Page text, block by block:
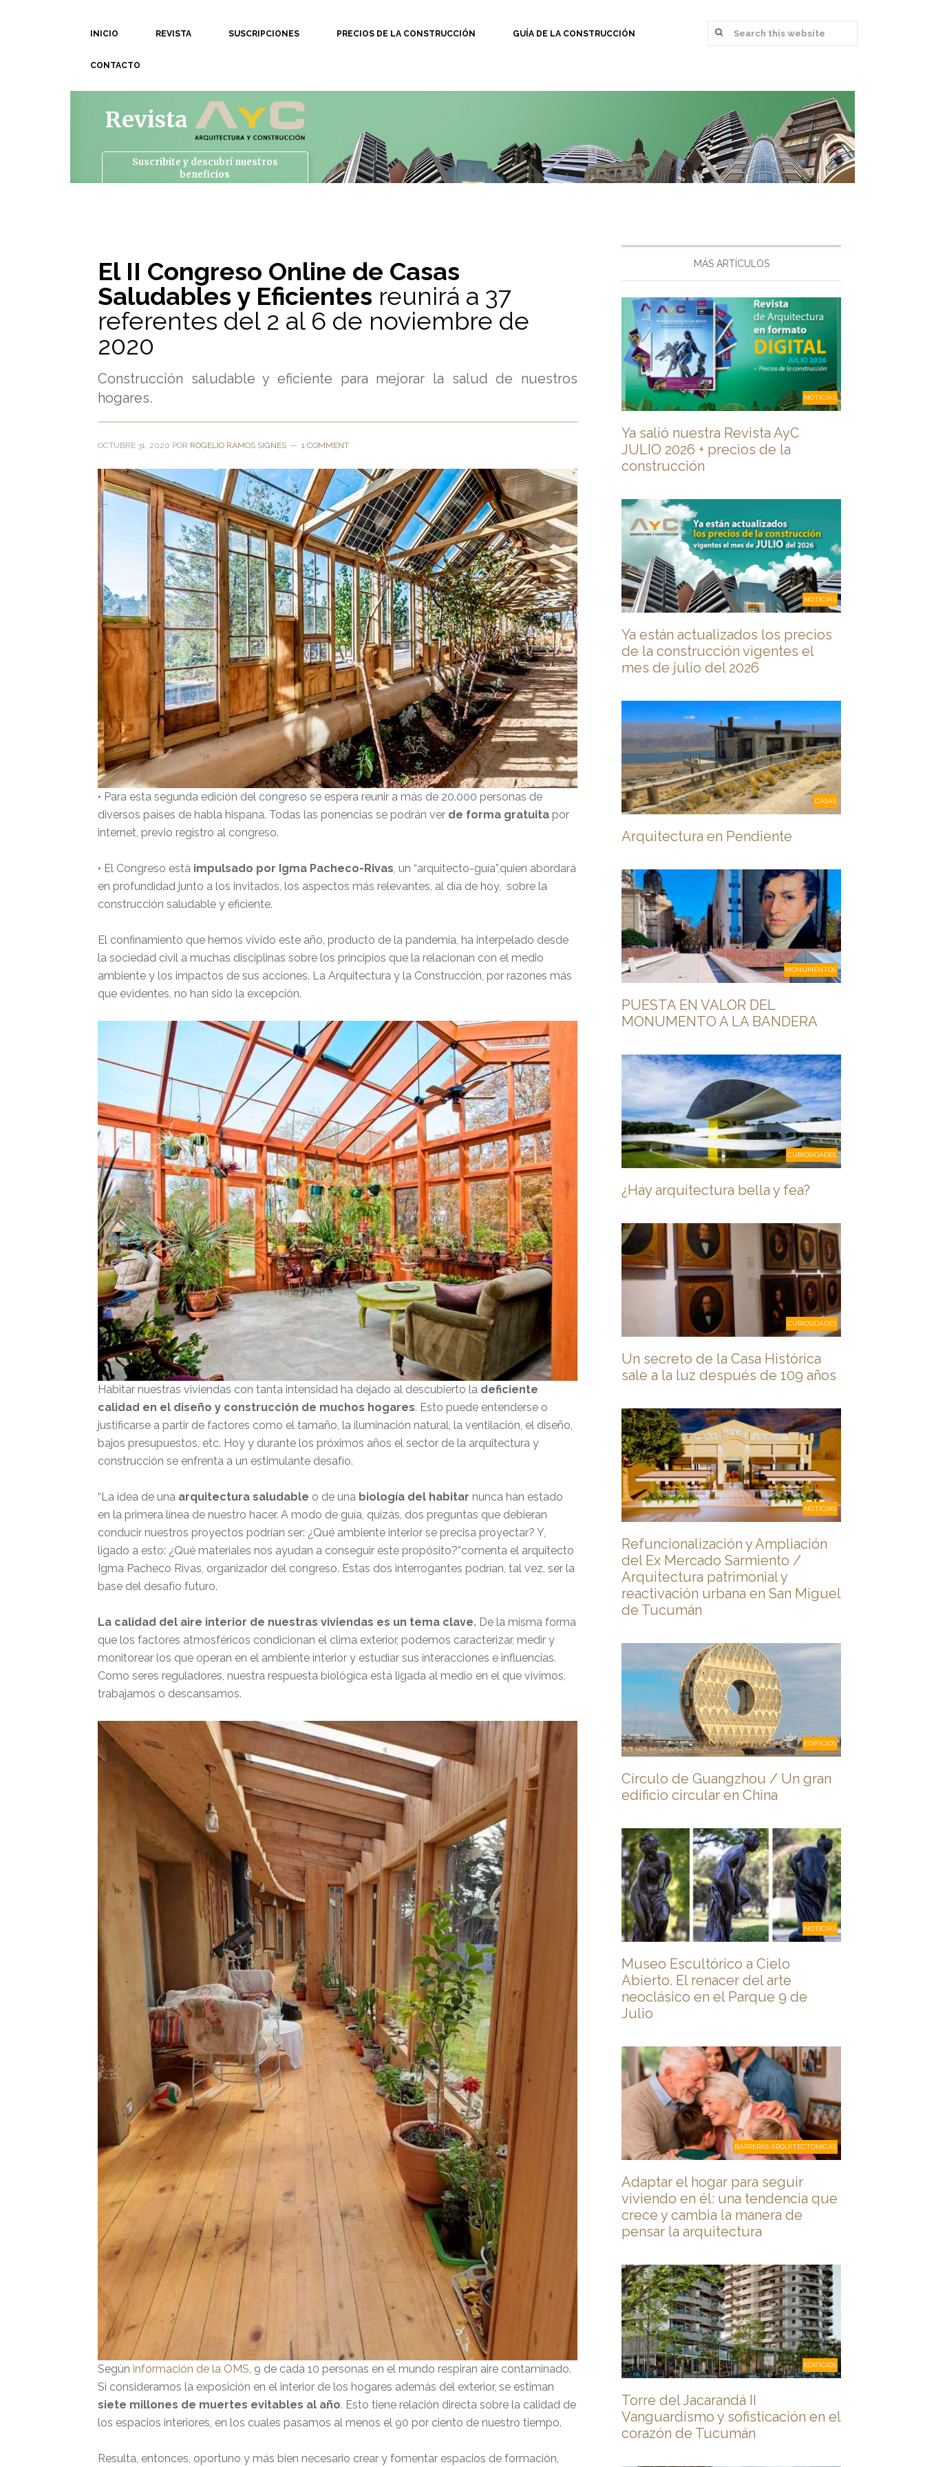
INICIO REVISTA SUSCRIPCIONES PRECIOS DE LA CONSTRUCCIÓN GUÍA DE LA CONSTRUCCIÓN
CONTACTO
Revista
Suscribite y descubrí nuestros
beneficios
El II Congreso Online de Casas
Saludables y Eficientes reunirá a 37
referentes del 2 al 6 de noviembre de
2020
Construcción saludable y eficiente para mejorar la salud de nuestros
hogares.
OCTUBRE 31, 2020 POR ROGELIO RAMOS SIGNES 1 COMMENT
• Para esta segunda edición del congreso se espera reunir a más de 20.000 personas de
diversos países de habla hispana. Todas las ponencias se podrán ver de forma gratuita por
internet, previo registro al congreso.
• El Congreso está impulsado por Igma Pacheco-Rivas, un “arquitecto-guía”,quien abordará
en profundidad junto a los invitados, los aspectos más relevantes, al día de hoy, sobre la
construcción saludable y eficiente.
El confinamiento que hemos vivido este año, producto de la pandemia, ha interpelado desde
la sociedad civil a muchas disciplinas sobre los principios que la relacionan con el medio
ambiente y los impactos de sus acciones. La Arquitectura y la Construcción, por razones más
que evidentes, no han sido la excepción.
Habitar nuestras viviendas con tanta intensidad ha dejado al descubierto la deficiente
calidad en el diseño y construcción de muchos hogares. Esto puede entenderse o
justificarse a partir de factores como el tamaño, la iluminación natural, la ventilación, el diseño,
bajos presupuestos, etc. Hoy y durante los próximos años el sector de la arquitectura y
construcción se enfrenta a un estimulante desafío.
“La idea de una arquitectura saludable o de una biología del habitar nunca han estado
en la primera línea de nuestro hacer. A modo de guía, quizás, dos preguntas que debieran
conducir nuestros proyectos podrían ser: ¿Qué ambiente interior se precisa proyectar? Y,
ligado a esto: ¿Qué materiales nos ayudan a conseguir este propósito?”comenta el arquitecto
Igma Pacheco Rivas, organizador del congreso. Estas dos interrogantes podrían, tal vez, ser la
base del desafío futuro.
La calidad del aire interior de nuestras viviendas es un tema clave. De la misma forma
que los factores atmosféricos condicionan el clima exterior, podemos caracterizar, medir y
monitorear los que operan en el ambiente interior y estudiar sus interacciones e influencias.
Como seres reguladores, nuestra respuesta biológica está ligada al medio en el que vivimos,
trabajamos o descansamos.
Según información de la OMS, 9 de cada 10 personas en el mundo respiran aire contaminado.
Si consideramos la exposición en el interior de los hogares además del exterior, se estiman
siete millones de muertes evitables al año. Esto tiene relación directa sobre la calidad de
los espacios interiores, en los cuales pasamos al menos el 90 por ciento de nuestro tiempo.
Resulta, entonces, oportuno y más bien necesario crear y fomentar espacios de formación,
MÁS ARTÍCULOS
NOTICIAS
Ya salió nuestra Revista AyC
JULIO 2026 + precios de la
construcción
NOTICIAS
Ya están actualizados los precios
de la construcción vigentes el
mes de julio del 2026
CASAS
Arquitectura en Pendiente
MONUMENTOS
PUESTA EN VALOR DEL
MONUMENTO A LA BANDERA
CURIOSIDADES
¿Hay arquitectura bella y fea?
CURIOSIDADES
Un secreto de la Casa Histórica
sale a la luz después de 109 años
NOTICIAS
Refuncionalización y Ampliación
del Ex Mercado Sarmiento /
Arquitectura patrimonial y
reactivación urbana en San Miguel
de Tucumán
EDIFICIOS
Círculo de Guangzhou / Un gran
edificio circular en China
NOTICIAS
Museo Escultórico a Cielo
Abierto. El renacer del arte
neoclásico en el Parque 9 de
Julio
BARRERAS ARQUITECTONICAS
Adaptar el hogar para seguir
viviendo en él: una tendencia que
crece y cambia la manera de
pensar la arquitectura
EDIFICIOS
Torre del Jacarandá II
Vanguardismo y sofisticación en el
corazón de Tucumán